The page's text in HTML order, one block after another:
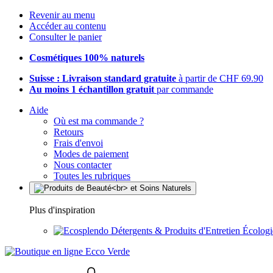
Revenir au menu
Accéder au contenu
Consulter le panier
Cosmétiques 100% naturels
Suisse : Livraison standard gratuite à partir de CHF 69.90
Au moins 1 échantillon gratuit par commande
Aide
Où est ma commande ?
Retours
Frais d'envoi
Modes de paiement
Nous contacter
Toutes les rubriques
Plus d'inspiration
Détergents & Produits d'Entretien